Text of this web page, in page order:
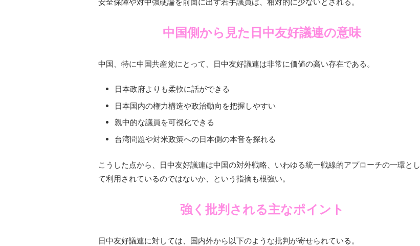
中国側から見た日中友好議連の意味
中国、特に中国共産党にとって、日中友好議連は非常に価値の高い存在である。
日本政府よりも柔軟に話ができる
日本国内の権力構造や政治動向を把握しやすい
親中的な議員を可視化できる
台湾問題や対米政策への日本側の本音を探れる
こうした点から、日中友好議連は中国の対外戦略、いわゆる統一戦線的アプローチの一環とし
て利用されているのではないか、という指摘も根強い。
強く批判される主なポイント
日中友好議連に対しては、国内外から以下のような批判が寄せられている。